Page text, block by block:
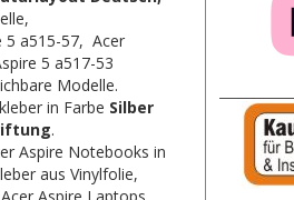
5 a515-57, Acer
5 a517-53
Modelle.
in Farbe Silber
.
Aspire Notebooks in
aus Vinylfolie,